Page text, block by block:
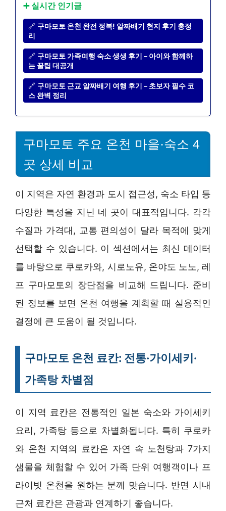
➕ 실시간 인기글
🔗 구마모토 온천 완전 정복! 알짜배기 현지 후기 총정
리
🔗 구마모토 가족여행 숙소 생생 후기 – 아이와 함께하
는 꿀팁 대공개
🔗 구마모토 근교 알짜배기 여행 후기 – 초보자 필수 코
스 완벽 정리
구마모토 주요 온천 마을·숙소 4
곳 상세 비교
이 지역은 자연 환경과 도시 접근성, 숙소 타입 등
다양한 특성을 지닌 네 곳이 대표적입니다. 각각
수질과 가격대, 교통 편의성이 달라 목적에 맞게
선택할 수 있습니다. 이 섹션에서는 최신 데이터
를 바탕으로 쿠로카와, 시로노유, 온야도 노노, 레
프 구마모토의 장단점을 비교해 드립니다. 준비
된 정보를 보면 온천 여행을 계획할 때 실용적인
결정에 큰 도움이 될 것입니다.
구마모토 온천 료칸: 전통·가이세키·
가족탕 차별점
이 지역 료칸은 전통적인 일본 숙소와 가이세키
요리, 가족탕 등으로 차별화됩니다. 특히 쿠로카
와 온천 지역의 료칸은 자연 속 노천탕과 7가지
샘물을 체험할 수 있어 가족 단위 여행객이나 프
라이빗 온천을 원하는 분께 맞습니다. 반면 시내
근처 료칸은 관광과 연계하기 좋습니다.